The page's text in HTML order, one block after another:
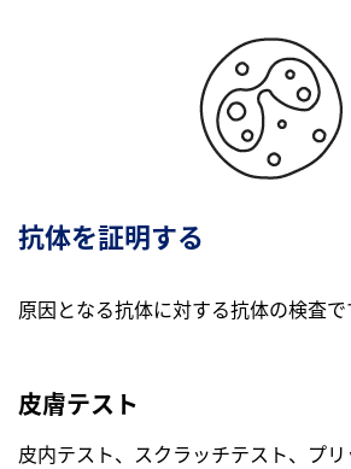
抗体を証明する
原因となる抗体に対する抗体の検査で
皮膚テスト
皮内テスト、スクラッチテスト、プリ